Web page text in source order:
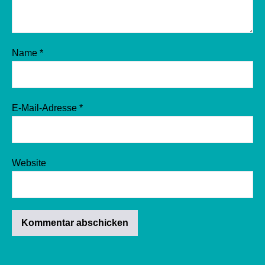
Name *
E-Mail-Adresse *
Website